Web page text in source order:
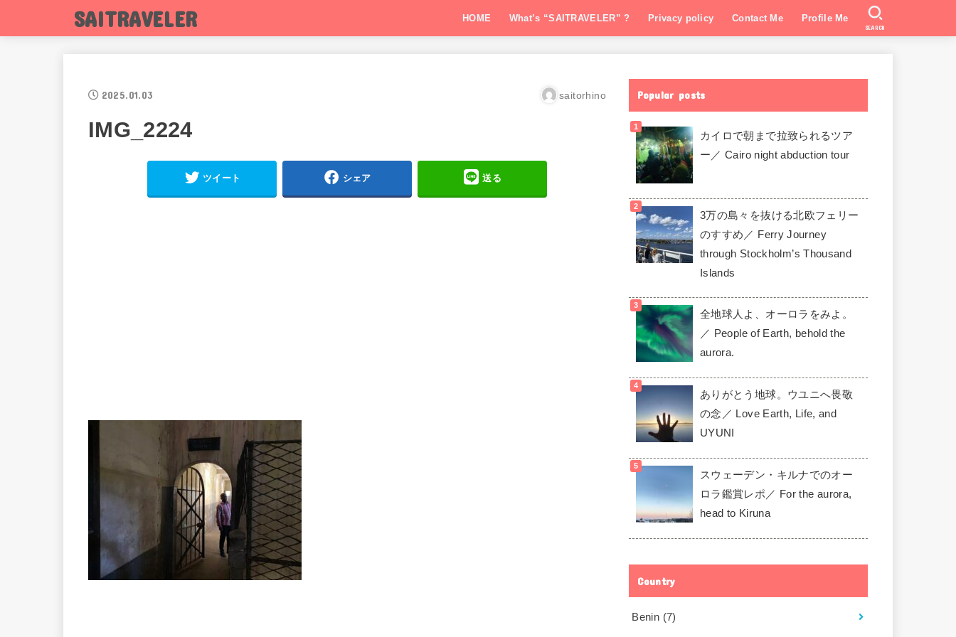
SAITRAVELER HOME What’s “SAITRAVELER” ? Privacy policy Contact Me Profile Me
SEARCH
2025.01.03 saitorhino
IMG_2224
ツイート シェア 送る
Popular posts
カイロで朝まで拉致られるツア
ー／ Cairo night abduction tour
3万の島々を抜ける北欧フェリー
のすすめ／ Ferry Journey
through Stockholm’s Thousand
Islands
全地球人よ、オーロラをみよ。
／ People of Earth, behold the
aurora.
ありがとう地球。ウユニへ畏敬
の念／ Love Earth, Life, and
UYUNI
スウェーデン・キルナでのオー
ロラ鑑賞レポ／ For the aurora,
head to Kiruna
Country
Benin (7)